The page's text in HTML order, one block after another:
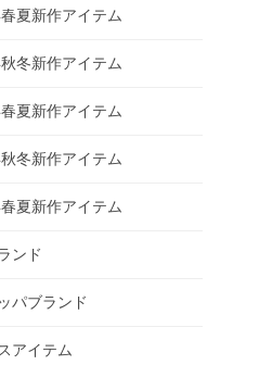
夏新作アイテム
冬新作アイテム
夏新作アイテム
冬新作アイテム
夏新作アイテム
ンド
パブランド
アイテム